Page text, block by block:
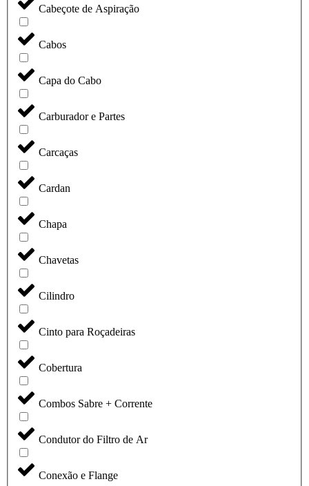
Cabeçote de Aspiração
Cabos
Capa do Cabo
Carburador e Partes
Carcaças
Cardan
Chapa
Chavetas
Cilindro
Cinto para Roçadeiras
Cobertura
Combos Sabre + Corrente
Condutor do Filtro de Ar
Conexão e Flange